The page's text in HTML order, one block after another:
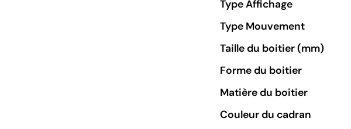
Type Affichage
Type Mouvement
Taille du boitier (mm)
Forme du boitier
Matière du boitier
Couleur du cadran